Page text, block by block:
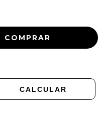
CALCULAR